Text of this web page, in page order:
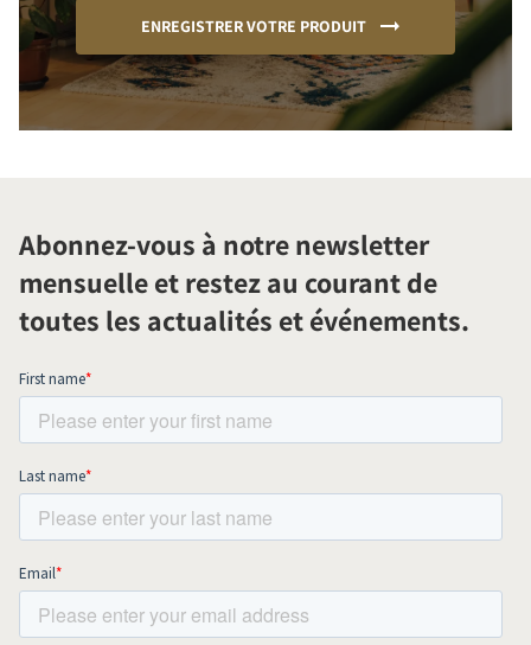
ENREGISTRER VOTRE PRODUIT
Abonnez-vous à notre newsletter
mensuelle et restez au courant de
toutes les actualités et événements.